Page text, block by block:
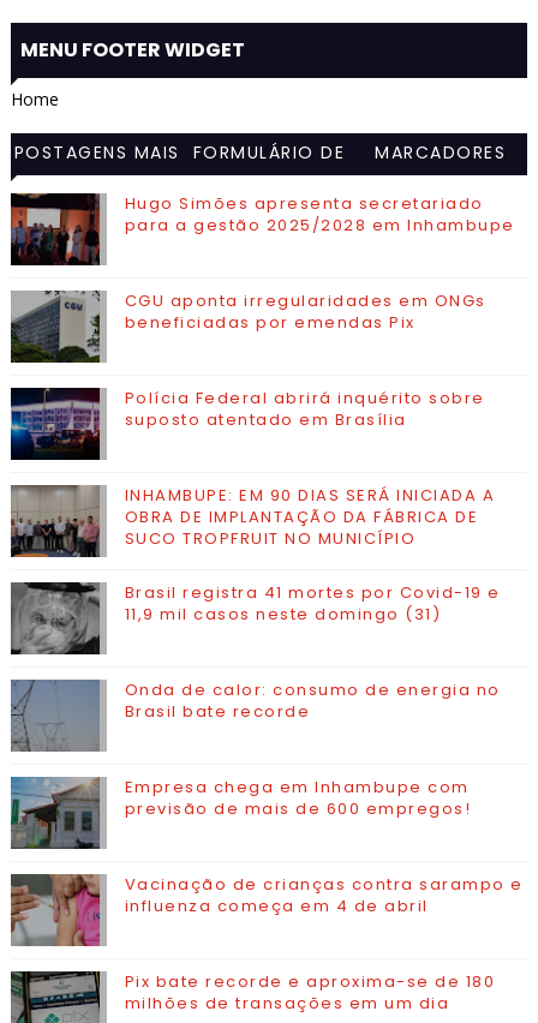
MENU FOOTER WIDGET
Home
POSTAGENS MAIS
VISITADAS
FORMULÁRIO DE
MARCADORES
Hugo Simões apresenta secretariado
para a gestão 2025/2028 em Inhambupe
CGU aponta irregularidades em ONGs
beneficiadas por emendas Pix
Polícia Federal abrirá inquérito sobre
suposto atentado em Brasília
INHAMBUPE: EM 90 DIAS SERÁ INICIADA A
OBRA DE IMPLANTAÇÃO DA FÁBRICA DE
SUCO TROPFRUIT NO MUNICÍPIO
Brasil registra 41 mortes por Covid-19 e
11,9 mil casos neste domingo (31)
Onda de calor: consumo de energia no
Brasil bate recorde
Empresa chega em Inhambupe com
previsão de mais de 600 empregos!
Vacinação de crianças contra sarampo e
influenza começa em 4 de abril
Pix bate recorde e aproxima-se de 180
milhões de transações em um dia